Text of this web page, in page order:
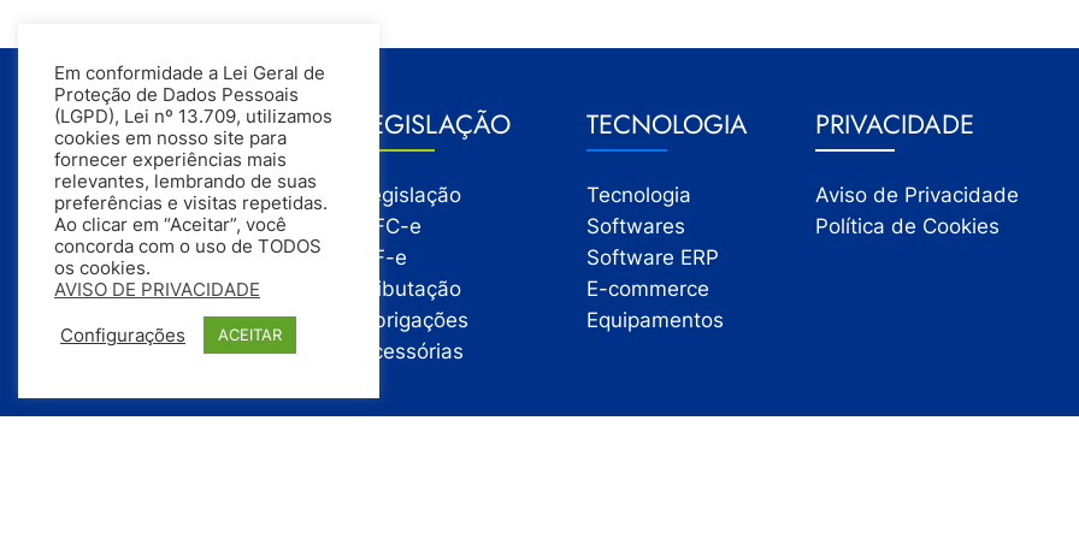
GESTÃO
Gestão
Gestão Financeira
Gestão de Pessoas
Compras
Estoque
Vendas
LEGISLAÇÃO
Legislação
NFC-e
NF-e
Tributação
Obrigações
Acessórias
TECNOLOGIA
Tecnologia
Softwares
Software ERP
E-commerce
Equipamentos
PRIVACIDADE
Aviso de Privacidade
Política de Cookies
Em conformidade a Lei Geral de
Proteção de Dados Pessoais
(LGPD), Lei nº 13.709, utilizamos
cookies em nosso site para
fornecer experiências mais
relevantes, lembrando de suas
preferências e visitas repetidas.
Ao clicar em “Aceitar”, você
concorda com o uso de TODOS
os cookies.
AVISO DE PRIVACIDADE
Configurações ACEITAR